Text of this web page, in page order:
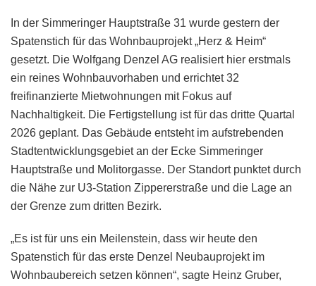
In der Simmeringer Hauptstraße 31 wurde gestern der
Spatenstich für das Wohnbauprojekt „Herz & Heim“
gesetzt. Die Wolfgang Denzel AG realisiert hier erstmals
ein reines Wohnbauvorhaben und errichtet 32
freifinanzierte Mietwohnungen mit Fokus auf
Nachhaltigkeit. Die Fertigstellung ist für das dritte Quartal
2026 geplant. Das Gebäude entsteht im aufstrebenden
Stadtentwicklungsgebiet an der Ecke Simmeringer
Hauptstraße und Molitorgasse. Der Standort punktet durch
die Nähe zur U3-Station Zippererstraße und die Lage an
der Grenze zum dritten Bezirk.
„Es ist für uns ein Meilenstein, dass wir heute den
Spatenstich für das erste Denzel Neubauprojekt im
Wohnbaubereich setzen können“, sagte Heinz Gruber,